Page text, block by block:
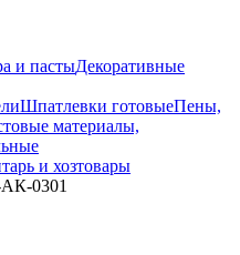
и пастыДекоративные
Шпатлевки готовыеПены,
материалы,
и хозтовары
0301